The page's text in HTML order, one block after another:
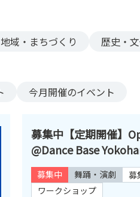
地域・まちづくり 歴史・
今月開催のイベント
募集中【定期開催】
@Dance Base
募集中 舞踊・演劇
募
ワークショップ